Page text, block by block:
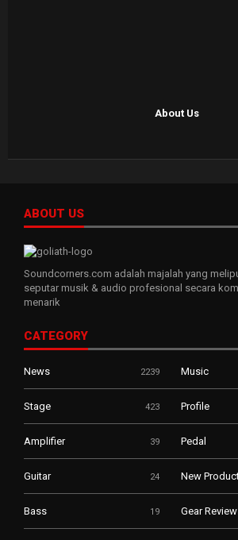
About Us
ABOUT US
Soundcorners.com adalah majalah yang
seputar musik & audio profesional secara
menarik
CATEGORY
News 2239 Music
Stage 423 Profile
Amplifier 39 Pedal
Guitar 24 New
Bass 19 Gear Review